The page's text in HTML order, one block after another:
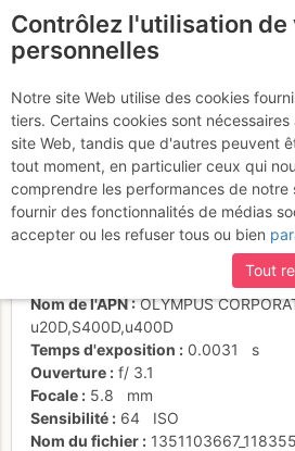
De Tête du
Activités
Date/heure
30 nov. 1999 00:00
Contributeur
martsimo
individuel
Nom de l'APN
OLYMPUS
u20D,S400D,u400D
Temps d'exposition
0.0031
s
Ouverture
f/ 3.1
Focale
5.8
mm
Sensibilité
64
ISO
Nom du fichier
Contrôlez l'utilisation de
personnelles
Notre site Web utilise des cookies
tiers. Certains cookies sont
site Web, tandis que d'autres peuvent
tout moment, en particulier ceux qui
comprendre les performances de notre
fournir des fonctionnalités de médias
accepter ou les refuser tous ou bien
Tout